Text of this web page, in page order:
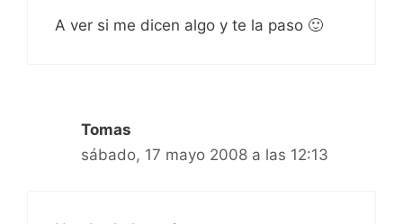
A ver si me dicen algo y te la paso 🙂
Tomas
sábado, 17 mayo 2008 a las 12:13